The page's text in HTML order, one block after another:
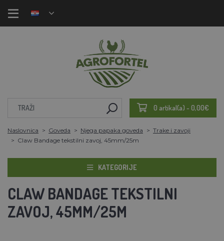
0 artikal(a) - 0,00€
Naslovnica Goveda Njega papaka goveda
Trake i zavoji
Claw Bandage tekstilni zavoj, 45mm/25m
KATEGORIJE
CLAW BANDAGE TEKSTILNI
ZAVOJ, 45MM/25M